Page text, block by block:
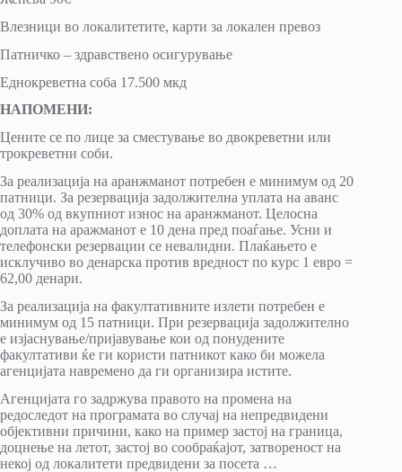
Влезници во локалитетите, карти за локален превоз
Патничко – здравствено осигурување
Еднокреветна соба 17.500 мкд
НАПОМЕНИ:
Цените се по лице за сместување во двокреветни или
трокреветни соби.
За реализација на аранжманот потребен е минимум од 20
патници. За резервација задолжителна уплата на аванс
од 30% од вкупниот износ на аранжманот. Целосна
доплата на аражманот е 10 дена пред поаѓање. Усни и
телефонски резервации се невалидни. Плаќањето е
исклучиво во денарска против вредност по курс 1 евро =
62,00 денари.
За реализација на факултативните излети потребен е
минимум од 15 патници. При резервација задолжително
е изјаснување/пријавување кои од понудените
факултативи ќе ги користи патникот како би можела
агенцијата навремено да ги организира истите.
Агенцијата го задржува правото на промена на
редоследот на програмата во случај на непредвидени
објективни причини, како на пример застој на граница,
доцнење на летот, застој во сообраќајот, затвореност на
некој од локалитети предвидени за посета …